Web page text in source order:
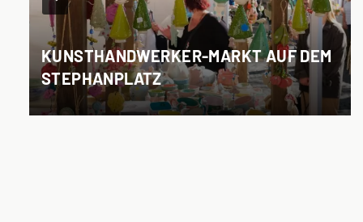
KUNSTHANDWERKER-MARKT AUF DEM
STEPHANPLATZ